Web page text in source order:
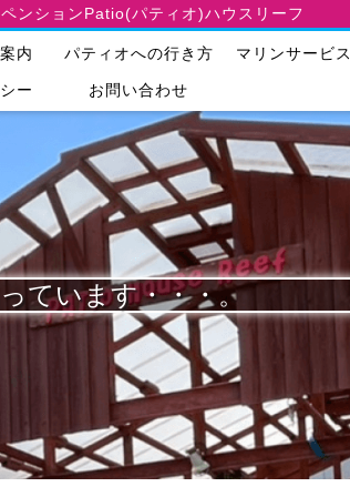
ペンションPatio(パティオ)ハウスリーフ
内 パティオへの行き方 マリンサービス
ー お問い合わせ
ています・・・。